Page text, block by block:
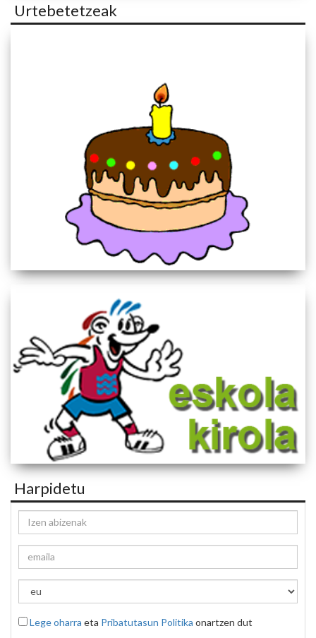
Urtebetetzeak
Harpidetu
Lege oharra eta Pribatutasun Politika onartzen dut